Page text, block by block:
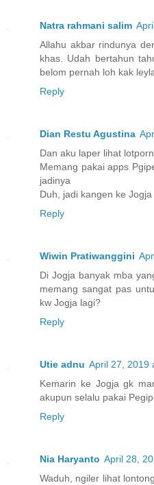
Natra rahmani salim
Allahu akbar rindunya
khas. Udah bertahun
belom pernah loh kak
Reply
Dian Restu Agustina
Dan aku laper lihat
Memang pakai apps
jadinya
Duh, jadi kangen ke Jogja
Reply
Wiwin Pratiwanggini
Di Jogja banyak mba
memang sangat pas
kw Jogja lagi?
Reply
Utie adnu April 27, 2019
Kemarin ke Jogja gk
akupun selalu pakai
Reply
Nia Haryanto April 28,
Waduh, ngiler lihat